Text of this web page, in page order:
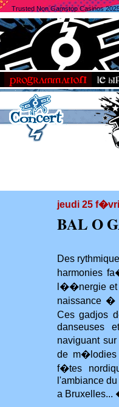
Trusted Non Gamstop Casinos
jeudi 25
BAL O
Des
harmonies
l��nergie et
naissance �
Ces gadjos
danseuses
naviguant
de
f�tes
l'ambiance
a Bruxelles...